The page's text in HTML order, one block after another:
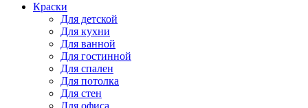
Краски
Для детской
Для кухни
Для ванной
Для гостинной
Для спален
Для потолка
Для стен
Для офиса